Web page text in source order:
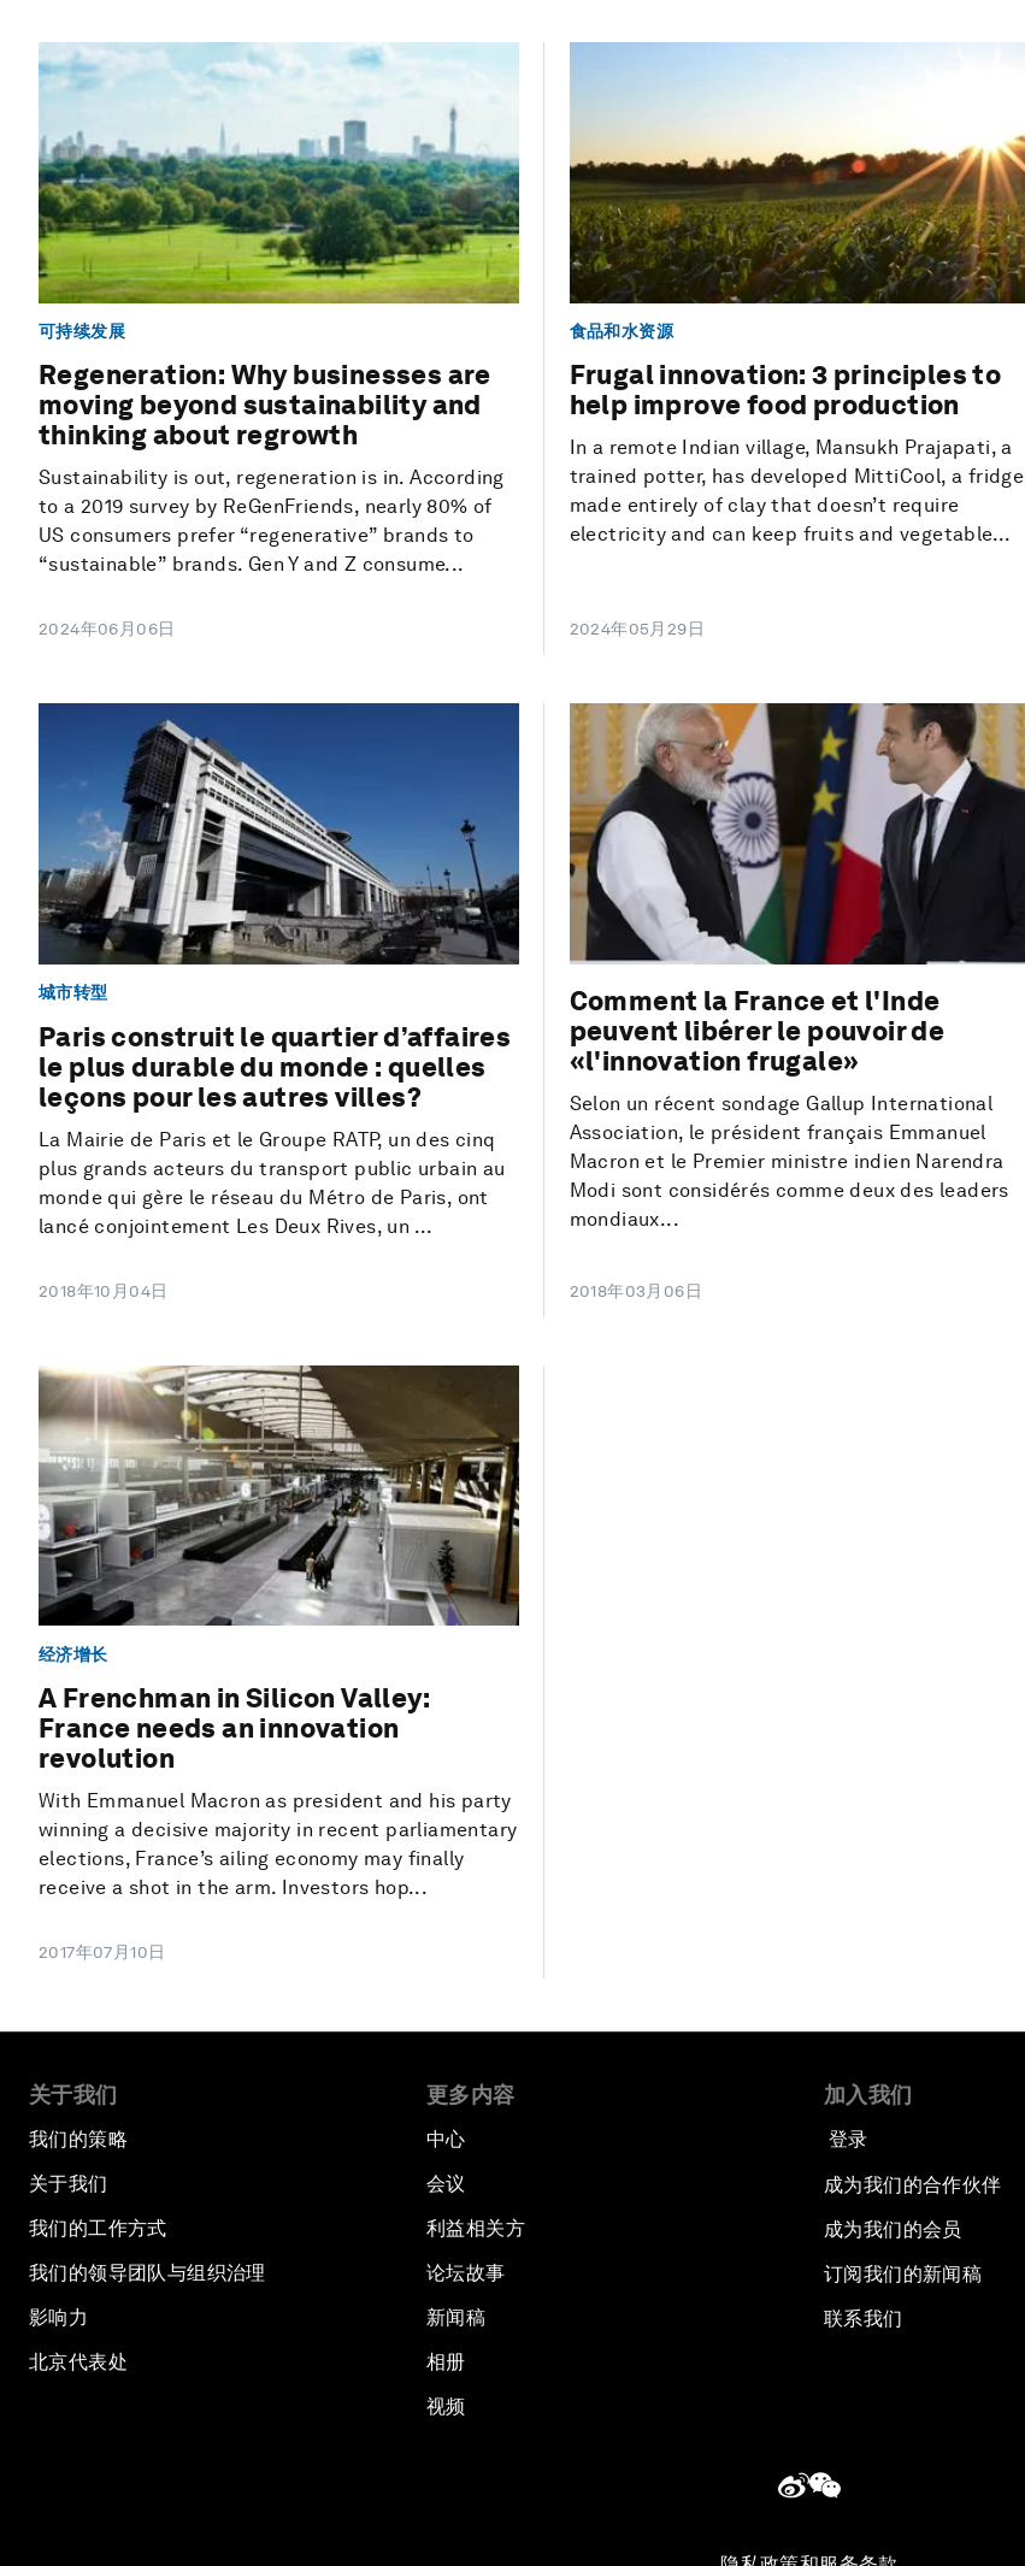
可持续发展
Regeneration: Why businesses are
moving beyond sustainability and
thinking about regrowth
Sustainability is out, regeneration is in. According
to a 2019 survey by ReGenFriends, nearly 80% of
US consumers prefer “regenerative” brands to
“sustainable” brands. Gen Y and Z consume...
2024年06月06日
食品和水资源
Frugal innovation: 3 principles to
help improve food production
In a remote Indian village, Mansukh Prajapati, a
trained potter, has developed MittiCool, a fridge
made entirely of clay that doesn’t require
electricity and can keep fruits and vegetable...
2024年05月29日
城市转型
Paris construit le quartier d’affaires
le plus durable du monde : quelles
leçons pour les autres villes?
La Mairie de Paris et le Groupe RATP, un des cinq
plus grands acteurs du transport public urbain au
monde qui gère le réseau du Métro de Paris, ont
lancé conjointement Les Deux Rives, un ...
2018年10月04日
Comment la France et l'Inde
peuvent libérer le pouvoir de
«l'innovation frugale»
Selon un récent sondage Gallup International
Association, le président français Emmanuel
Macron et le Premier ministre indien Narendra
Modi sont considérés comme deux des leaders
mondiaux...
2018年03月06日
经济增长
A Frenchman in Silicon Valley:
France needs an innovation
revolution
With Emmanuel Macron as president and his party
winning a decisive majority in recent parliamentary
elections, France’s ailing economy may finally
receive a shot in the arm. Investors hop...
2017年07月10日
关于我们
我们的策略
关于我们
我们的工作方式
我们的领导团队与组织治理
影响力
北京代表处
更多内容
中心
会议
利益相关方
论坛故事
新闻稿
相册
视频
加入我们
登录
成为我们的合作伙伴
成为我们的会员
订阅我们的新闻稿
联系我们